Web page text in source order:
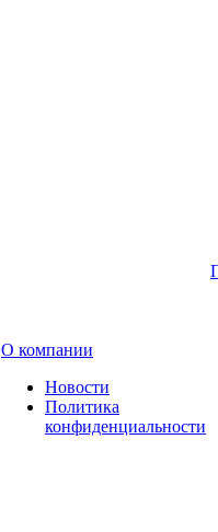
О компании
Новости
Политика
конфиденциальности